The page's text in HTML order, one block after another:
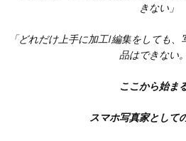
きない」
「どれだけ上手に加工/編集をしても
品はできない
ここから始まる
スマホ写真家として